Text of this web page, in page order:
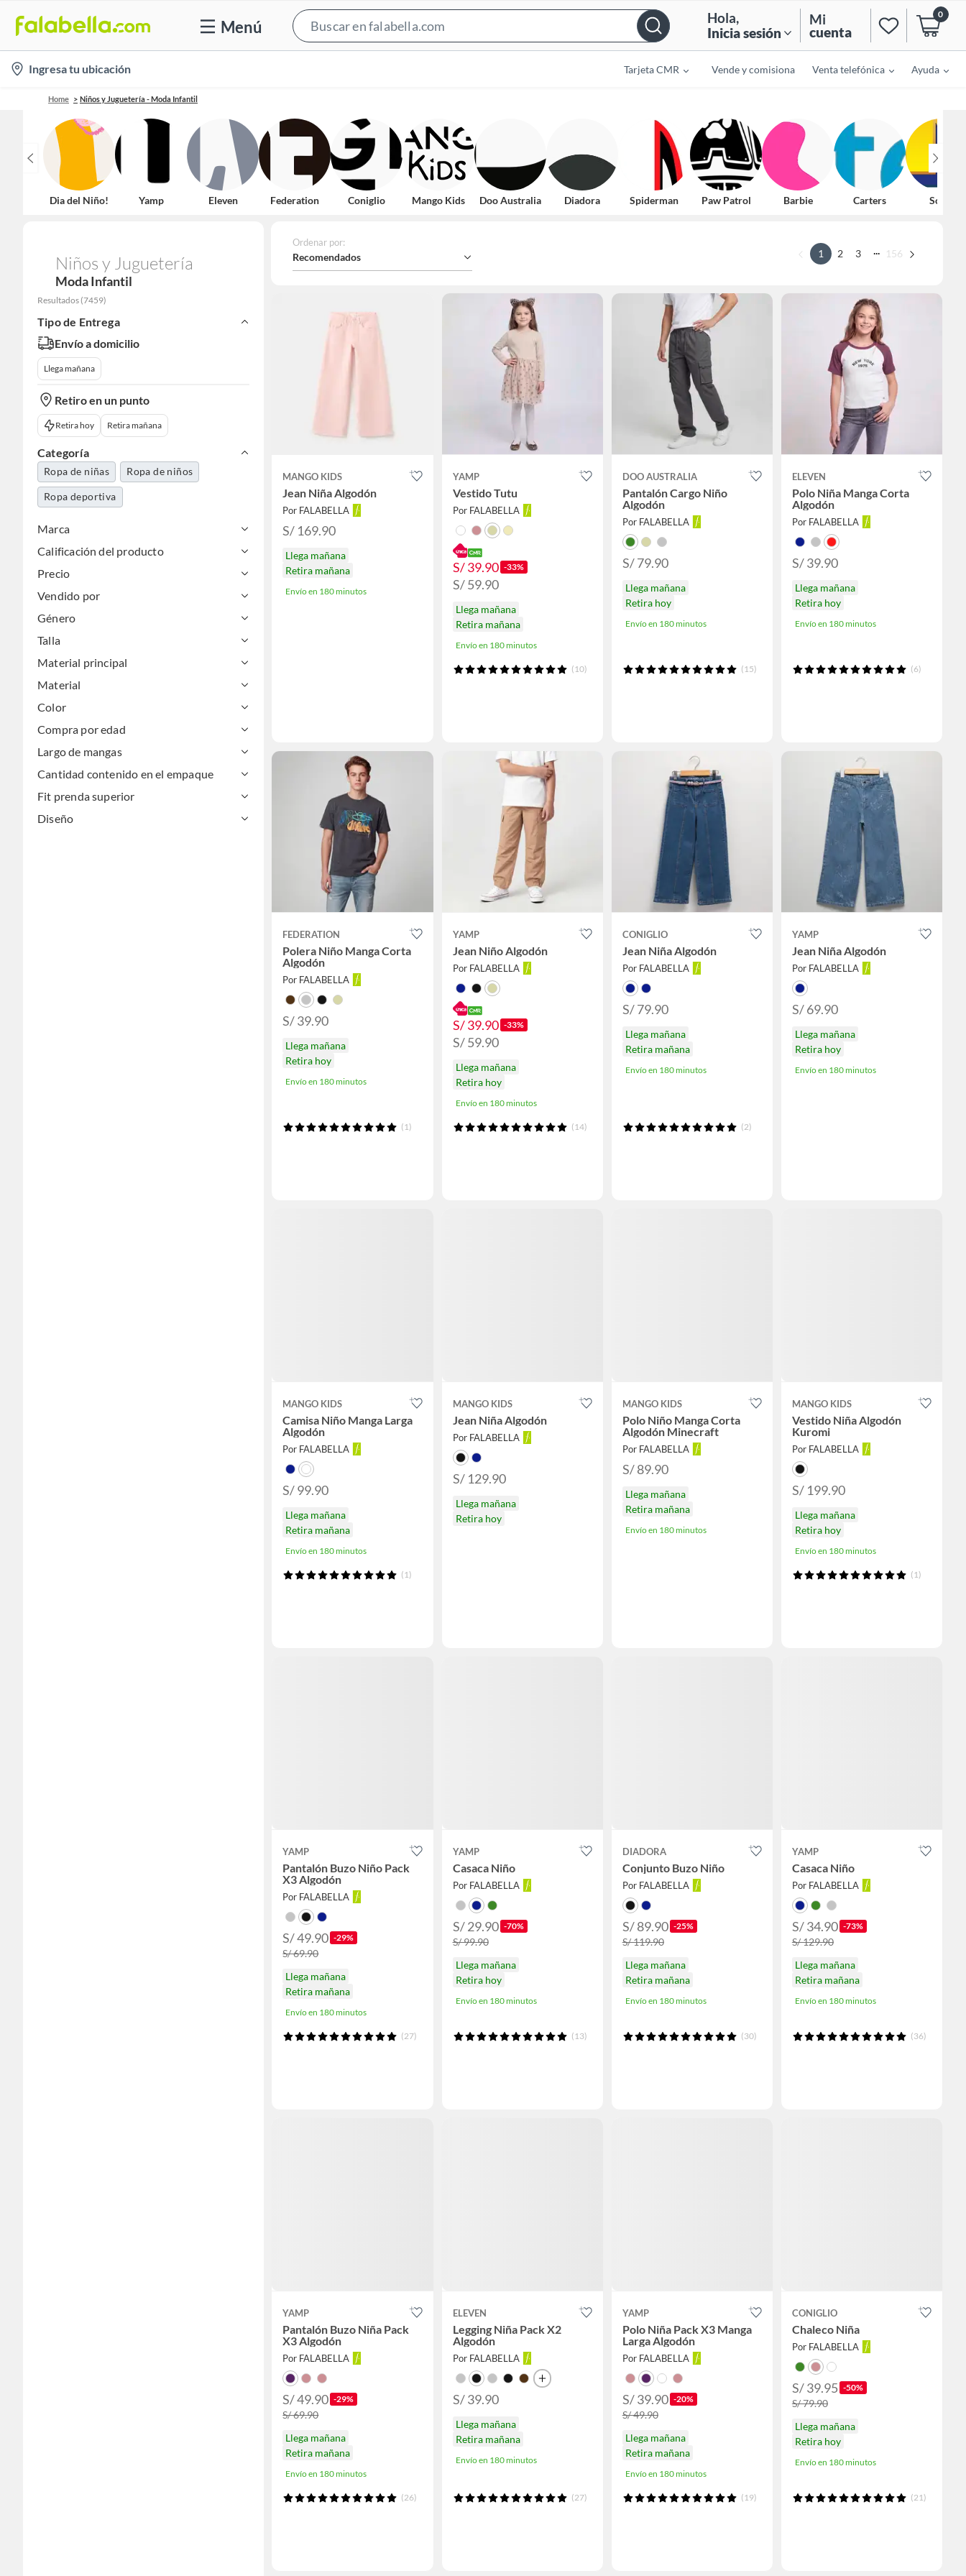
Menú
Bar
Hola,
Inicia sesión
Mi
cuenta
0
location-
icon
Ingresa tu ubicación Tarjeta CMR Vende y comisiona Venta telefónica Ayuda
Home Niños y Juguetería - Moda Infantil
Dia del Niño! Yamp Eleven Federation Coniglio Mango Kids Doo Australia Diadora Spiderman Paw Patrol Barbie Carters Sonic
Niños y Juguetería
Moda Infantil
Resultados (7459)
Tipo de Entrega
Envío a domicilio
Llega mañana
Retiro en un punto
Retira hoy Retira mañana
Categoría
Ropa de niñas Ropa de niños
Ropa deportiva
Marca
Calificación del producto
Precio
Vendido por
Género
Talla
Material principal
Material
Color
Compra por edad
Largo de mangas
Cantidad contenido en el empaque
Fit prenda superior
Diseño
Ordenar por:
Recomendados 1 2 3 ... 156
MANGO KIDS
Jean Niña Algodón
Por FALABELLA
S/ 169.90
Llega mañana
Retira mañana
Envío en 180 minutos
YAMP
Vestido Tutu
Por FALABELLA
S/ 39.90 -33%
S/ 59.90
Llega mañana
Retira mañana
Envío en 180 minutos
(10)
DOO AUSTRALIA
Pantalón Cargo Niño
Algodón
Por FALABELLA
S/ 79.90
Llega mañana
Retira hoy
Envío en 180 minutos
(15)
ELEVEN
Polo Niña Manga Corta
Algodón
Por FALABELLA
S/ 39.90
Llega mañana
Retira hoy
Envío en 180 minutos
(6)
FEDERATION
Polera Niño Manga Corta
Algodón
Por FALABELLA
S/ 39.90
Llega mañana
Retira hoy
Envío en 180 minutos
(1)
YAMP
Jean Niño Algodón
Por FALABELLA
S/ 39.90 -33%
S/ 59.90
Llega mañana
Retira hoy
Envío en 180 minutos
(14)
CONIGLIO
Jean Niña Algodón
Por FALABELLA
S/ 79.90
Llega mañana
Retira mañana
Envío en 180 minutos
(2)
YAMP
Jean Niña Algodón
Por FALABELLA
S/ 69.90
Llega mañana
Retira hoy
Envío en 180 minutos
MANGO KIDS
Camisa Niño Manga Larga
Algodón
Por FALABELLA
S/ 99.90
Llega mañana
Retira mañana
Envío en 180 minutos
(1)
MANGO KIDS
Jean Niña Algodón
Por FALABELLA
S/ 129.90
Llega mañana
Retira hoy
MANGO KIDS
Polo Niño Manga Corta
Algodón Minecraft
Por FALABELLA
S/ 89.90
Llega mañana
Retira mañana
Envío en 180 minutos
MANGO KIDS
Vestido Niña Algodón
Kuromi
Por FALABELLA
S/ 199.90
Llega mañana
Retira hoy
Envío en 180 minutos
(1)
YAMP
Pantalón Buzo Niño Pack
X3 Algodón
Por FALABELLA
S/ 49.90 -29%
S/ 69.90
Llega mañana
Retira mañana
Envío en 180 minutos
(27)
YAMP
Casaca Niño
Por FALABELLA
S/ 29.90 -70%
S/ 99.90
Llega mañana
Retira hoy
Envío en 180 minutos
(13)
DIADORA
Conjunto Buzo Niño
Por FALABELLA
S/ 89.90 -25%
S/ 119.90
Llega mañana
Retira mañana
Envío en 180 minutos
(30)
YAMP
Casaca Niño
Por FALABELLA
S/ 34.90 -73%
S/ 129.90
Llega mañana
Retira mañana
Envío en 180 minutos
(36)
YAMP
Pantalón Buzo Niña Pack
X3 Algodón
Por FALABELLA
S/ 49.90 -29%
S/ 69.90
Llega mañana
Retira mañana
Envío en 180 minutos
(26)
ELEVEN
Legging Niña Pack X2
Algodón
Por FALABELLA
S/ 39.90
Llega mañana
Retira mañana
Envío en 180 minutos
(27)
YAMP
Polo Niña Pack X3 Manga
Larga Algodón
Por FALABELLA
S/ 39.90 -20%
S/ 49.90
Llega mañana
Retira mañana
Envío en 180 minutos
(19)
CONIGLIO
Chaleco Niña
Por FALABELLA
S/ 39.95 -50%
S/ 79.90
Llega mañana
Retira hoy
Envío en 180 minutos
(21)